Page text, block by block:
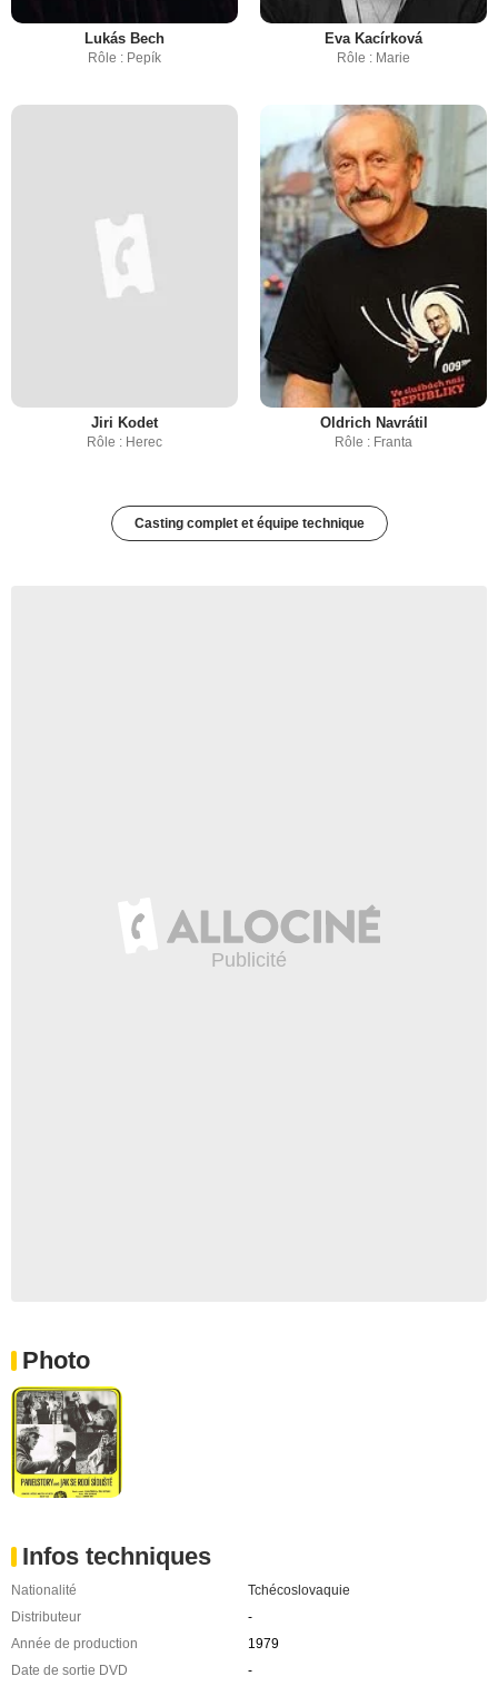
Lukás Bech
Rôle : Pepík
Eva Kacírková
Rôle : Marie
Jiri Kodet
Rôle : Herec
Oldrich Navrátil
Rôle : Franta
Casting complet et équipe technique
Photo
Infos techniques
Nationalité
Tchécoslovaquie
Distributeur
-
Année de production
1979
Date de sortie DVD
-